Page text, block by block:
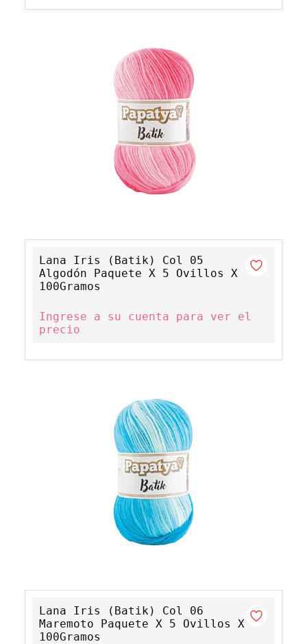
Lana Iris (Batik) Col 05
Algodón Paquete X 5 Ovillos X
100Gramos
Ingrese a su cuenta para ver el
precio
Lana Iris (Batik) Col 06
Maremoto Paquete X 5 Ovillos X
100Gramos